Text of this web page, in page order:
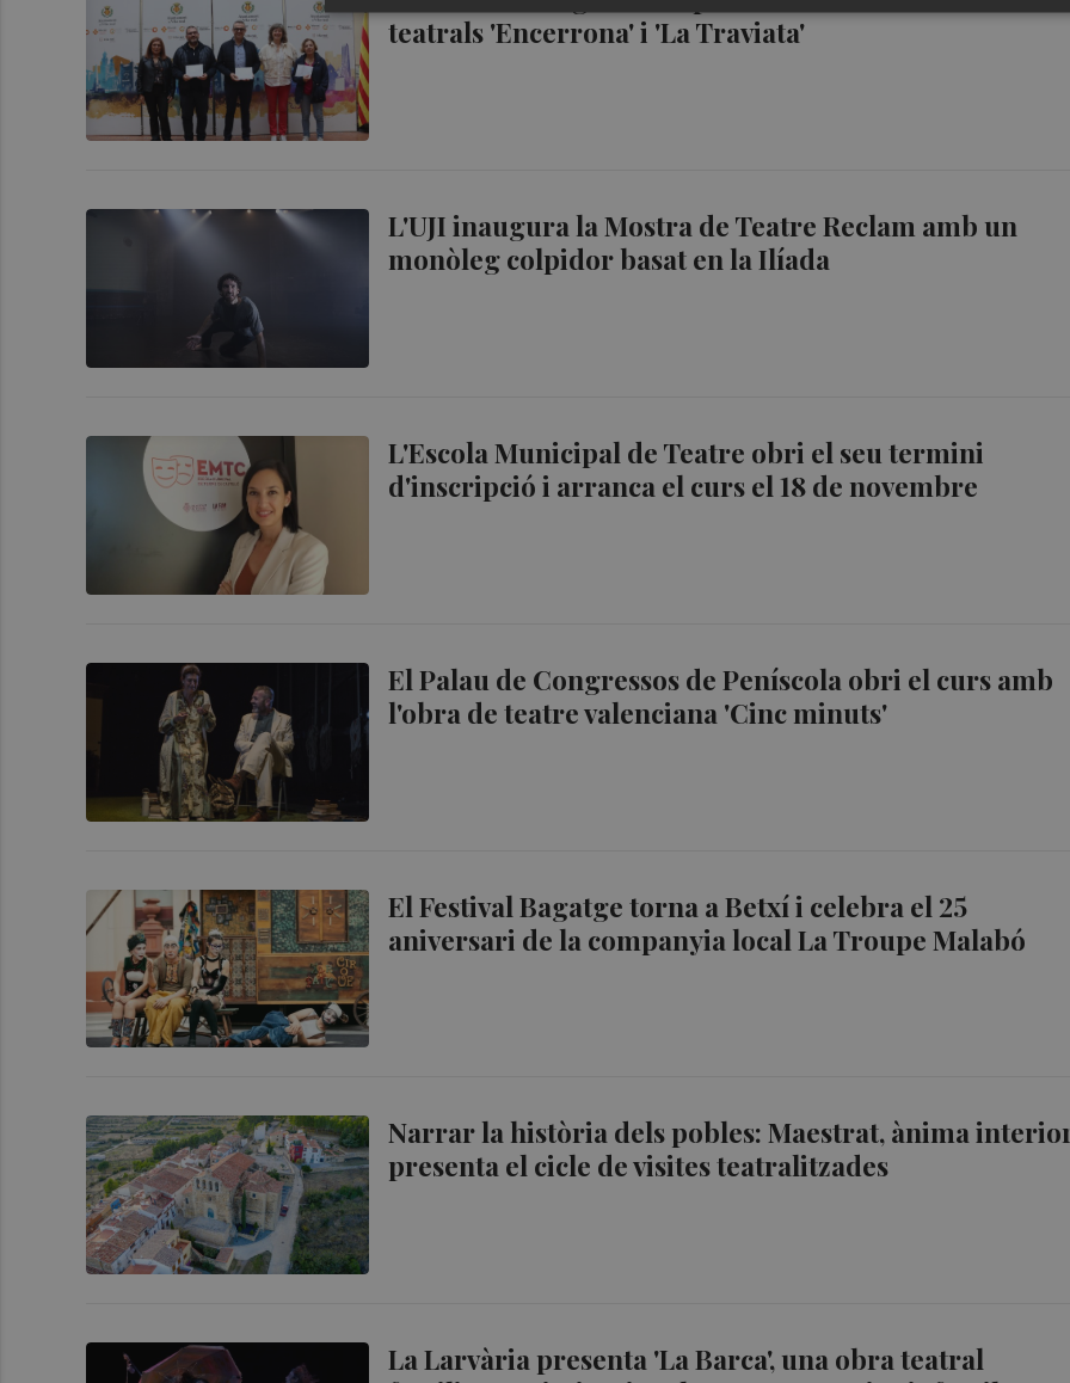
teatrals 'Encerrona' i 'La Traviata'
L'UJI inaugura la Mostra de Teatre Reclam amb un
monòleg colpidor basat en la Ilíada
L'Escola Municipal de Teatre obri el seu termini
d'inscripció i arranca el curs el 18 de novembre
El Palau de Congressos de Peníscola obri el curs amb
l'obra de teatre valenciana 'Cinc minuts'
El Festival Bagatge torna a Betxí i celebra el 25
aniversari de la companyia local La Troupe Malabó
Narrar la història dels pobles: Maestrat, ànima
presenta el cicle de visites teatralitzades
La Larvària presenta 'La Barca', una obra teatral